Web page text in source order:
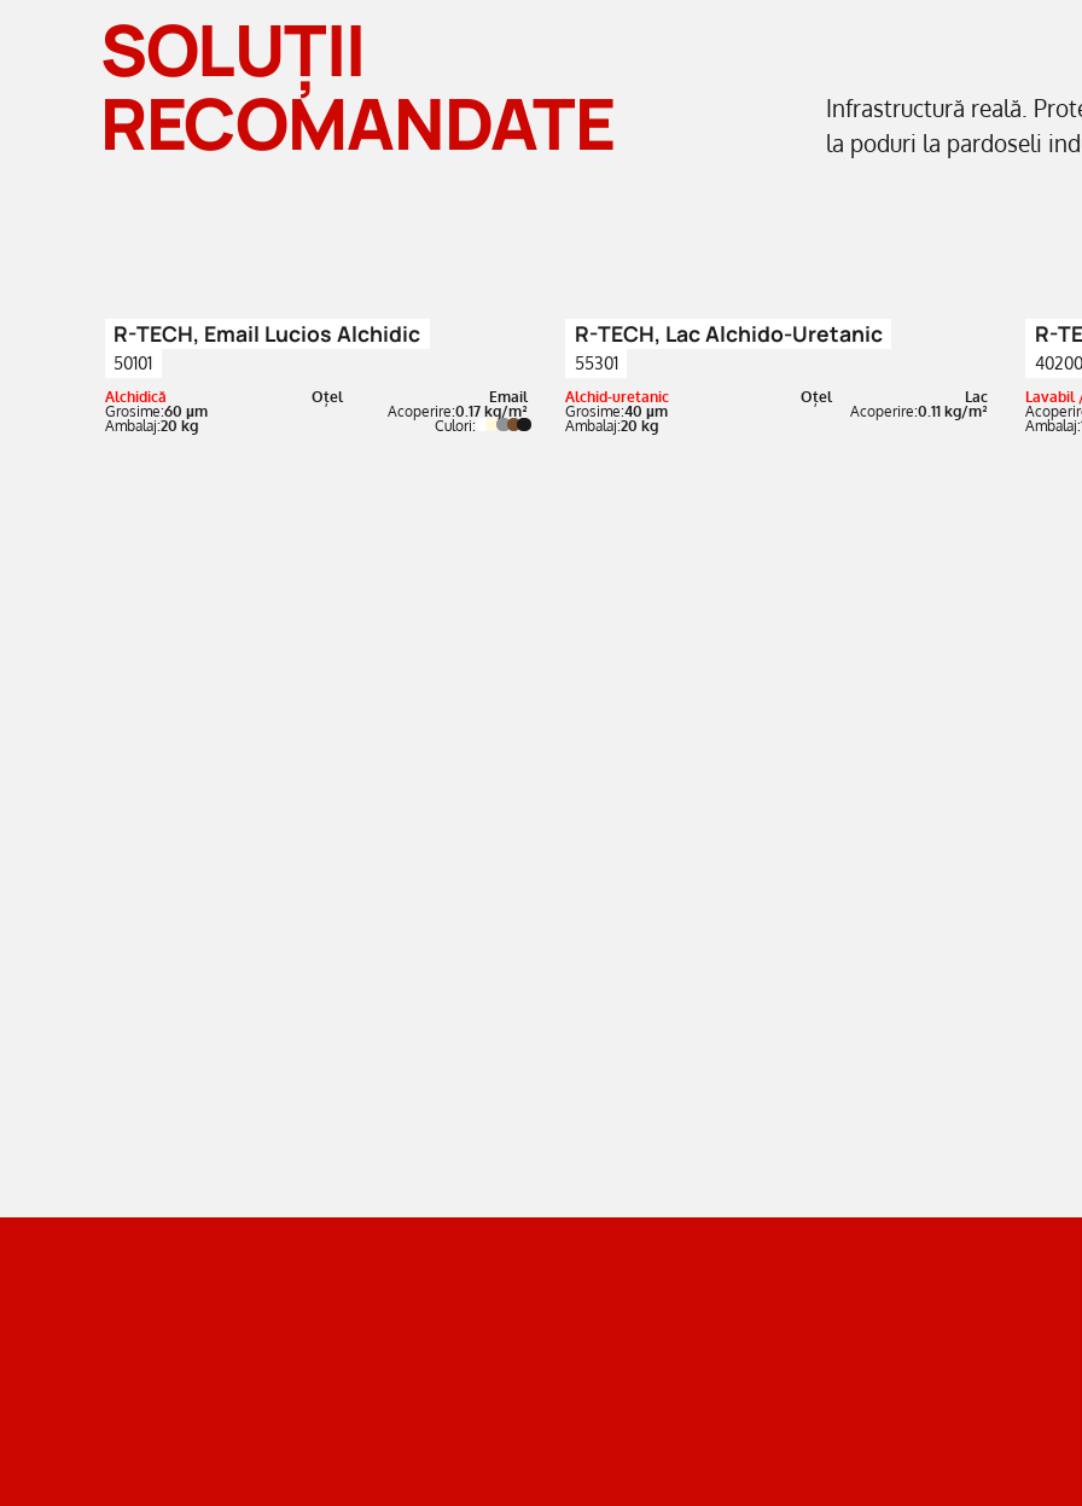
SOLUȚII
RECOMANDATE
Infrastructură reală.
la poduri la pardoseli
R-TECH, Email Lucios Alchidic
50101
Alchidică Oțel
Email
Grosime:60 µm Acoperire:0.17 kg/m²
Ambalaj:20 kg Culori:
R-TECH, Lac Alchido-Uretanic
55301
Alchid-uretanic Oțel
Lac
Grosime:40 µm Acoperire:0.11 kg/m²
Ambalaj:20 kg
R-
40200
Lavabil
Ambalaj: